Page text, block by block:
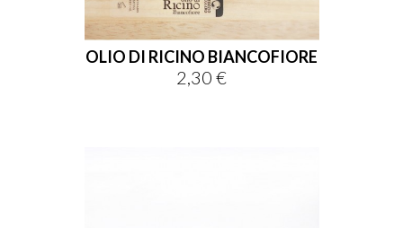
OLIO DI RICINO BIANCOFIORE
Prezzo
2,30 €